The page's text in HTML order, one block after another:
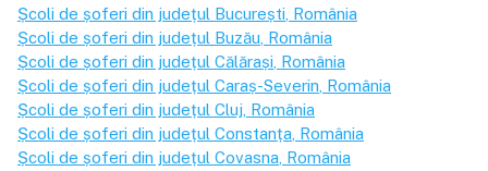
Școli de șoferi din județul București , România
Școli de șoferi din județul Buzău , România
Școli de șoferi din județul Călărași , România
Școli de șoferi din județul Caraș-Severin , România
Școli de șoferi din județul Cluj , România
Școli de șoferi din județul Constanța , România
Școli de șoferi din județul Covasna , România